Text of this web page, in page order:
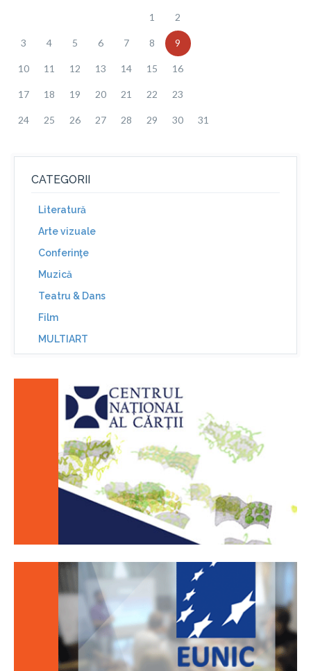
1 2
3 4 5 6 7 8 9
10 11 12 13 14 15 16
17 18 19 20 21 22 23
24 25 26 27 28 29 30 31
CATEGORII
Literatură
Arte vizuale
Conferinţe
Muzică
Teatru & Dans
Film
MULTIART